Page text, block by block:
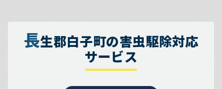
長生郡白子町の害虫駆除対応
サービス